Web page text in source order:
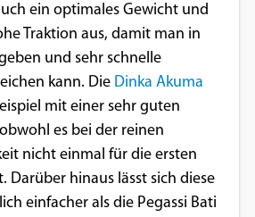
ein optimales Gewicht und
Traktion aus, damit man in
und sehr schnelle
kann. Die Dinka Akuma
mit einer sehr guten
es bei der reinen
nicht einmal für die ersten
Darüber hinaus lässt sich diese
einfacher als die Pegassi Bati